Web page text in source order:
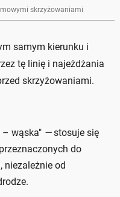
skrzyżowaniami
samym kierunku i
tę linię i najeżdżania
skrzyżowaniami.
– wąska" —stosuje się
do
niezależnie od